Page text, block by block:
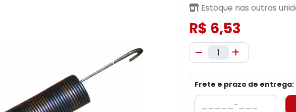
Estoque nas outras
R$ 6,53
Frete e prazo de entrega: